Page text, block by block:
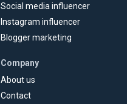
Social media influencer
Instagram influencer
Blogger marketing
Company
About us
Contact